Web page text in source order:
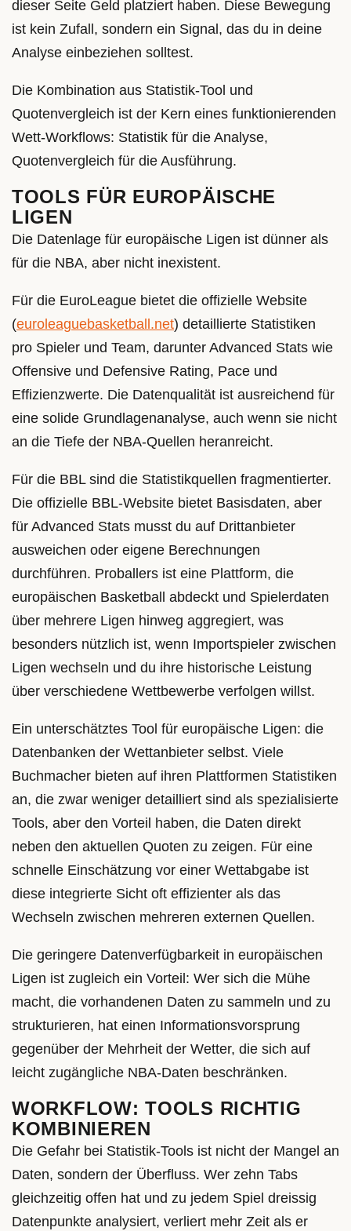
dieser Seite Geld platziert haben. Diese Bewegung
ist kein Zufall, sondern ein Signal, das du in deine
Analyse einbeziehen solltest.
Die Kombination aus Statistik-Tool und
Quotenvergleich ist der Kern eines funktionierenden
Wett-Workflows: Statistik für die Analyse,
Quotenvergleich für die Ausführung.
TOOLS FÜR EUROPÄISCHE
LIGEN
Die Datenlage für europäische Ligen ist dünner als
für die NBA, aber nicht inexistent.
Für die EuroLeague bietet die offizielle Website
(euroleaguebasketball.net) detaillierte Statistiken
pro Spieler und Team, darunter Advanced Stats wie
Offensive und Defensive Rating, Pace und
Effizienzwerte. Die Datenqualität ist ausreichend für
eine solide Grundlagenanalyse, auch wenn sie nicht
an die Tiefe der NBA-Quellen heranreicht.
Für die BBL sind die Statistikquellen fragmentierter.
Die offizielle BBL-Website bietet Basisdaten, aber
für Advanced Stats musst du auf Drittanbieter
ausweichen oder eigene Berechnungen
durchführen. Proballers ist eine Plattform, die
europäischen Basketball abdeckt und Spielerdaten
über mehrere Ligen hinweg aggregiert, was
besonders nützlich ist, wenn Importspieler zwischen
Ligen wechseln und du ihre historische Leistung
über verschiedene Wettbewerbe verfolgen willst.
Ein unterschätztes Tool für europäische Ligen: die
Datenbanken der Wettanbieter selbst. Viele
Buchmacher bieten auf ihren Plattformen Statistiken
an, die zwar weniger detailliert sind als spezialisierte
Tools, aber den Vorteil haben, die Daten direkt
neben den aktuellen Quoten zu zeigen. Für eine
schnelle Einschätzung vor einer Wettabgabe ist
diese integrierte Sicht oft effizienter als das
Wechseln zwischen mehreren externen Quellen.
Die geringere Datenverfügbarkeit in europäischen
Ligen ist zugleich ein Vorteil: Wer sich die Mühe
macht, die vorhandenen Daten zu sammeln und zu
strukturieren, hat einen Informationsvorsprung
gegenüber der Mehrheit der Wetter, die sich auf
leicht zugängliche NBA-Daten beschränken.
WORKFLOW: TOOLS RICHTIG
KOMBINIEREN
Die Gefahr bei Statistik-Tools ist nicht der Mangel an
Daten, sondern der Überfluss. Wer zehn Tabs
gleichzeitig offen hat und zu jedem Spiel dreissig
Datenpunkte analysiert, verliert mehr Zeit als er